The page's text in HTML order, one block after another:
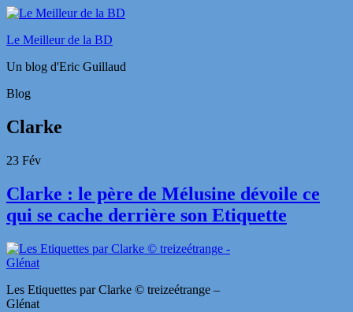
Le Meilleur de la BD
Un blog d'Eric Guillaud
Blog
Clarke
23 Fév
Clarke : le père de Mélusine dévoile ce
qui se cache derrière son Etiquette
Les Etiquettes par Clarke © treizeétrange –
Glénat